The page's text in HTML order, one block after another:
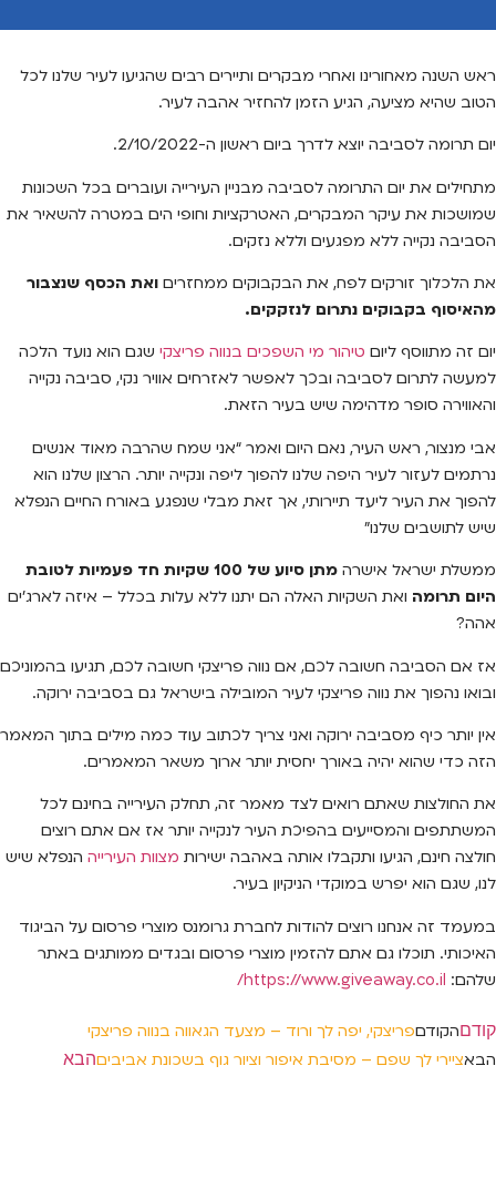
ראש השנה מאחורינו ואחרי מבקרים ותיירים רבים שהגיעו לעיר שלנו לכל
הטוב שהיא מציעה, הגיע הזמן להחזיר אהבה לעיר.
יום תרומה לסביבה יוצא לדרך ביום ראשון ה-2/10/2022.
מתחילים את יום התרומה לסביבה מבניין העירייה ועוברים בכל השכונות
שמושכות את עיקר המבקרים, האטרקציות וחופי הים במטרה להשאיר את
הסביבה נקייה ללא מפגעים וללא נזקים.
את הלכלוך זורקים לפח, את הבקבוקים ממחזרים ואת הכסף שנצבור
מהאיסוף בקבוקים נתרום לנזקקים.
יום זה מתווסף ליום טיהור מי השפכים בנווה פריצקי שגם הוא נועד הלכה
למעשה לתרום לסביבה ובכך לאפשר לאזרחים אוויר נקי, סביבה נקייה
והאווירה סופר מדהימה שיש בעיר הזאת.
אבי מנצור, ראש העיר, נאם היום ואמר “אני שמח שהרבה מאוד אנשים
נרתמים לעזור לעיר היפה שלנו להפוך ליפה ונקייה יותר. הרצון שלנו הוא
להפוך את העיר ליעד תיירותי, אך זאת מבלי שנפגע באורח החיים הנפלא
שיש לתושבים שלנו”
ממשלת ישראל אישרה
מתן סיוע של 100 שקיות חד פעמיות לטובת
היום תרומה ואת השקיות האלה הם יתנו ללא עלות בכלל – איזה לארג’ים
אהה?
אז אם הסביבה חשובה לכם, אם נווה פריצקי חשובה לכם, תגיעו בהמוניכם
ובואו נהפוך את נווה פריצקי לעיר המובילה בישראל גם בסביבה ירוקה.
אין יותר כיף מסביבה ירוקה ואני צריך לכתוב עוד כמה מילים בתוך המאמר
הזה כדי שהוא יהיה באורך יחסית יותר ארוך משאר המאמרים.
את החולצות שאתם רואים לצד מאמר זה, תחלק העירייה בחינם לכל
המשתתפים והמסייעים בהפיכת העיר לנקייה יותר אז אם אתם רוצים
חולצה חינם, הגיעו ותקבלו אותה באהבה ישירות מצוות העירייה הנפלא שיש
לנו, שגם הוא יפרש במוקדי הניקיון בעיר.
במעמד זה אנחנו רוצים להודות לחברת גרומנס מוצרי פרסום על הביגוד
האיכותי. תוכלו גם אתם להזמין מוצרי פרסום ובגדים ממותגים באתר
שלהם: https://www.giveaway.co.il/
קודםהקודםפריצקי, יפה לך ורוד – מצעד הגאווה בנווה פריצקי
הבאציירי לך שפם – מסיבת איפור וציור גוף בשכונת אביביםהבא